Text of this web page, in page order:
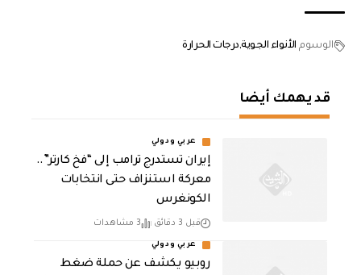
الوسوم الأنواء الجوية درجات الحرارة
قد يهمك أيضا
عربي ودولي
إيران تستدرج ترامب إلى “فخ كارتر”..
معركة استنزاف حتى انتخابات
الكونغرس
قبل 3 دقائق 3 مشاهدات
عربي ودولي
روبيو يكشف عن حملة ضغط